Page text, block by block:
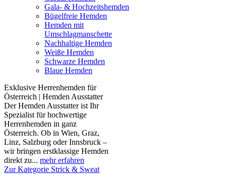
Gala- & Hochzeitshemden
Bügelfreie Hemden
Hemden mit
Umschlagmanschette
Nachhaltige Hemden
Weiße Hemden
Schwarze Hemden
Blaue Hemden
Exklusive Herrenhemden für
Österreich | Hemden Ausstatter
Der Hemden Ausstatter ist Ihr
Spezialist für hochwertige
Herrenhemden in ganz
Österreich. Ob in Wien, Graz,
Linz, Salzburg oder Innsbruck –
wir bringen erstklassige Hemden
direkt zu... mehr erfahren
Zur Kategorie Strick & Sweat